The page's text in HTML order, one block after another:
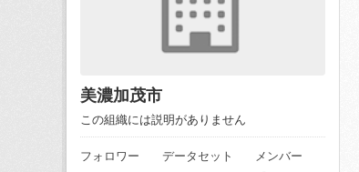
美濃加茂市
この組織には説明がありません
フォロワー データセット メンバー